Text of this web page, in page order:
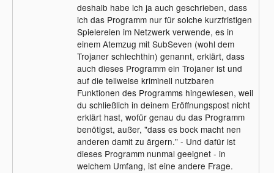
sein, dass andere Server, die den ProRat 2
nutzen, andere clienten nutzen können,
obwohl er nicht der ServerID entspricht...
also bitte... sowas möchte ich und alle
Anderen nur ungern... Ein Moderator sollte
einen normalen User soetwas nichteinmal
vorschlagen in erwägung zu ziehen.
deshalb habe ich ja auch geschrieben, dass
ich das Programm nur für solche kurzfristigen
Spielereien im Netzwerk verwende, es in
einem Atemzug mit SubSeven (wohl dem
Trojaner schlechthin) genannt, erklärt, dass
auch dieses Programm ein Trojaner ist und
auf die teilweise kriminell nutzbaren
Funktionen des Programms hingewiesen, weil
du schließlich in deinem Eröffnungspost nicht
erklärt hast, wofür genau du das Programm
benötigst, außer, "dass es bock macht nen
anderen damit zu ärgern." - Und dafür ist
dieses Programm nunmal geeignet - in
welchem Umfang, ist eine andere Frage.